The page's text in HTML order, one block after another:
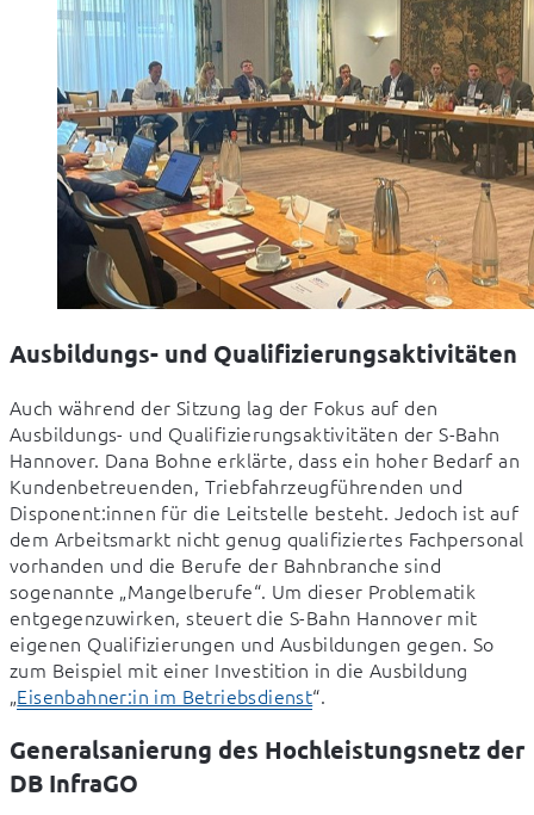
Ausbildungs- und Qualifizierungsaktivitäten
Auch während der Sitzung lag der Fokus auf den
Ausbildungs- und Qualifizierungsaktivitäten der S-Bahn
Hannover. Dana Bohne erklärte, dass ein hoher Bedarf an
Kundenbetreuenden, Triebfahrzeugführenden und
Disponent:innen für die Leitstelle besteht. Jedoch ist auf
dem Arbeitsmarkt nicht genug qualifiziertes Fachpersonal
vorhanden und die Berufe der Bahnbranche sind
sogenannte „Mangelberufe“. Um dieser Problematik
entgegenzuwirken, steuert die S-Bahn Hannover mit
eigenen Qualifizierungen und Ausbildungen gegen. So
zum Beispiel mit einer Investition in die Ausbildung
„Eisenbahner:in im Betriebsdienst“.
Generalsanierung des Hochleistungsnetz der
DB InfraGO